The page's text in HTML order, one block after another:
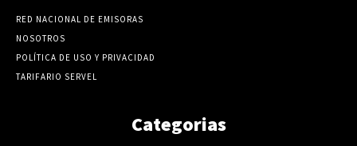
RED NACIONAL DE EMISORAS
NOSOTROS
POLÍTICA DE USO Y PRIVACIDAD
TARIFARIO SERVEL
Categorias